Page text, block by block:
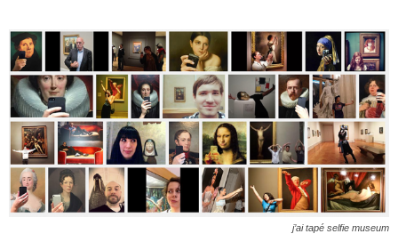
j’ai tapé selfie museum